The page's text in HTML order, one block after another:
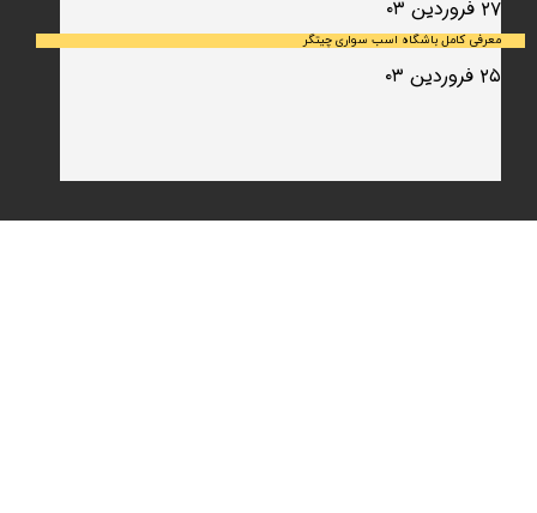
۲۷ فروردین ۰۳
معرفی کامل باشگاه اسب سواری چیتگر
۲۵ فروردین ۰۳